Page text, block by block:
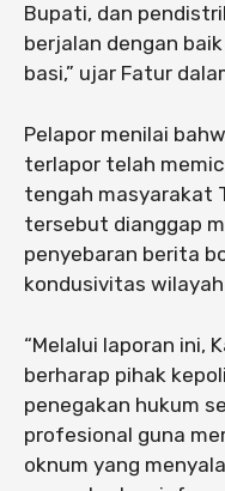
Bupati, dan
berjalan dengan
basi,” ujar Fatur
​Pelapor menilai
terlapor telah
tengah masyarakat
tersebut dianggap
penyebaran berita
kondusivitas
“​Melalui laporan ini,
berharap pihak
penegakan hukum
profesional guna
oknum yang